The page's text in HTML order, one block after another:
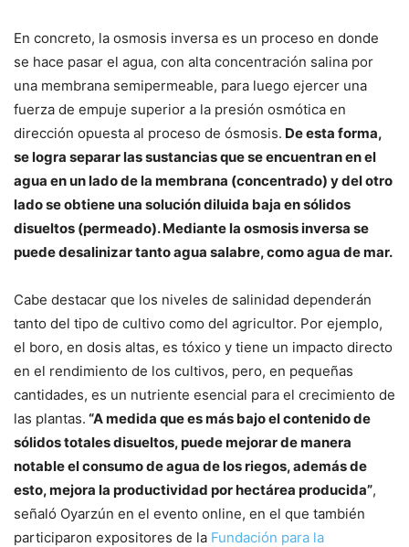
En concreto, la osmosis inversa es un proceso en donde
se hace pasar el agua, con alta concentración salina por
una membrana semipermeable, para luego ejercer una
fuerza de empuje superior a la presión osmótica en
dirección opuesta al proceso de ósmosis. De esta forma,
se logra separar las sustancias que se encuentran en el
agua en un lado de la membrana (concentrado) y del otro
lado se obtiene una solución diluida baja en sólidos
disueltos (permeado). Mediante la osmosis inversa se
puede desalinizar tanto agua salabre, como agua de mar.
Cabe destacar que los niveles de salinidad dependerán
tanto del tipo de cultivo como del agricultor. Por ejemplo,
el boro, en dosis altas, es tóxico y tiene un impacto directo
en el rendimiento de los cultivos, pero, en pequeñas
cantidades, es un nutriente esencial para el crecimiento de
las plantas. “A medida que es más bajo el contenido de
sólidos totales disueltos, puede mejorar de manera
notable el consumo de agua de los riegos, además de
esto, mejora la productividad por hectárea producida”,
señaló Oyarzún en el evento online, en el que también
participaron expositores de la Fundación para la